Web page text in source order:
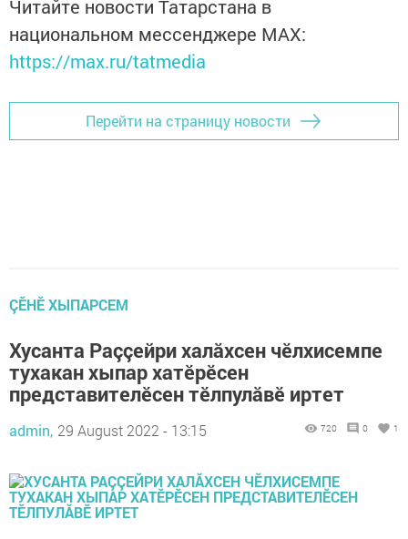
Читайте новости Татарстана в
национальном мессенджере MАХ:
https://max.ru/tatmedia
Перейти на страницу новости
ÇӖНӖ ХЫПАРСЕМ
Хусанта Раççейри халăхсен чӗлхисемпе
тухакан хыпар хатӗрӗсен
представителӗсен тӗлпулăвӗ иртет
admin, 29 August 2022 - 13:15 720 0 1